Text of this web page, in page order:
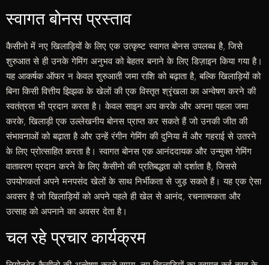
स्वागत बोनस प्रस्ताव
कैसीनो में नए खिलाड़ियों के लिए एक उत्कृष्ट स्वागत बोनस उपलब्ध है, जिसे
शुरुआत से ही उनके गेमिंग अनुभव को बेहतर बनाने के लिए डिज़ाइन किया गया है।
यह आकर्षक ऑफर न केवल शुरुआती जमा राशि को बढ़ाता है, बल्कि खिलाड़ियों को
बिना किसी वित्तीय झिझक के खेलों की एक विस्तृत श्रृंखला का अन्वेषण करने की
स्वतंत्रता भी प्रदान करता है। केवल साइन अप करके और अपना पहला जमा
करके, खिलाड़ी एक उल्लेखनीय बोनस प्राप्त कर सकते हैं जो उनकी जीत की
संभावनाओं को बढ़ाता है और उन्हें रंगीन गेमिंग की दुनिया में और गहराई से उतरने
के लिए प्रोत्साहित करता है। स्वागत बोनस एक आनंददायक और उन्मुक्त गेमिंग
वातावरण प्रदान करने के लिए कैसीनो की प्रतिबद्धता को दर्शाता है, जिससे
उपयोगकर्ता अपने मनपसंद खेलों के साथ निर्भीकता से जुड़ सकते हैं। यह एक ऐसा
अवसर है जो खिलाड़ियों को अपने पहले ही खेल से आनंद, रचनात्मकता और
उत्साह को अपनाने का अवसर देता है।
चल रहे प्रचार कार्यक्रम